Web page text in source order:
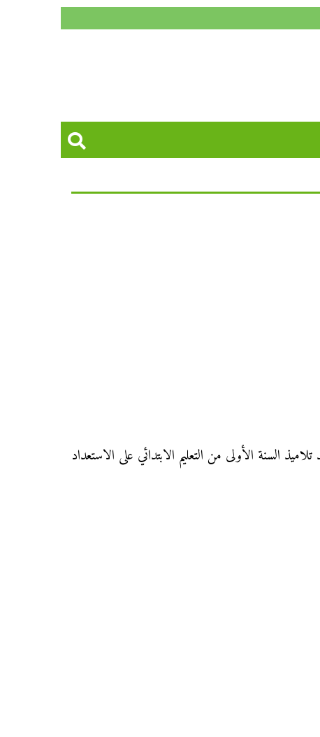
الأول ابتدائي، هذا الفرض سيساعد تلاميذ السنة الأولى من التعليم الابتدائي على الاستعداد